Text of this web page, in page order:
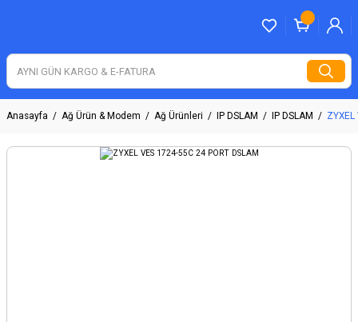
Anasayfa Ağ Ürün & Modem Ağ Ürünleri IP DSLAM IP DSLAM